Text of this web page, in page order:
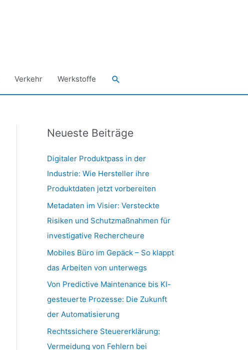
Verkehr Werkstoffe Suchen
Neueste Beiträge
Digitaler Produktpass in der
Industrie: Wie Hersteller ihre
Produktdaten jetzt vorbereiten
Metadaten im Visier: Versteckte
Risiken und Schutzmaßnahmen für
investigative Rechercheure
Mobiles Büro im Gepäck – So klappt
das Arbeiten von unterwegs
Von Predictive Maintenance bis KI-
gesteuerte Prozesse: Die Zukunft
der Automatisierung
Rechtssichere Steuererklärung:
Vermeidung von Fehlern bei